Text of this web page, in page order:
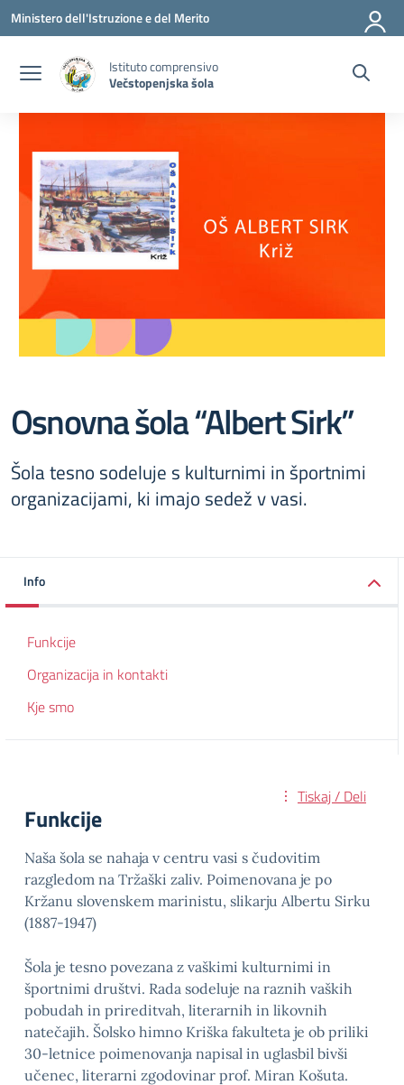
Vai ai contenuti
Vai al menu di navigazione
Vai al footer
Ministero dell'Istruzione e del Merito
Istituto comprensivo
Večstopenjska šola
Osnovna šola “Albert Sirk”
Šola tesno sodeluje s kulturnimi in športnimi
organizacijami, ki imajo sedež v vasi.
Info
Funkcije
Organizacija in kontakti
Kje smo
Tiskaj / Deli
Funkcije
Naša šola se nahaja v centru vasi s čudovitim
razgledom na Tržaški zaliv. Poimenovana je po
Kržanu slovenskem marinistu, slikarju Albertu Sirku
(1887-1947)
Šola je tesno povezana z vaškimi kulturnimi in
športnimi društvi. Rada sodeluje na raznih vaških
pobudah in prireditvah, literarnih in likovnih
natečajih. Šolsko himno Kriška fakulteta je ob priliki
30-letnice poimenovanja napisal in uglasbil bivši
učenec, literarni zgodovinar prof. Miran Košuta.